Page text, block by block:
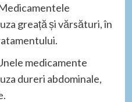
greață și vărsături, în
medicamente
dureri abdominale,